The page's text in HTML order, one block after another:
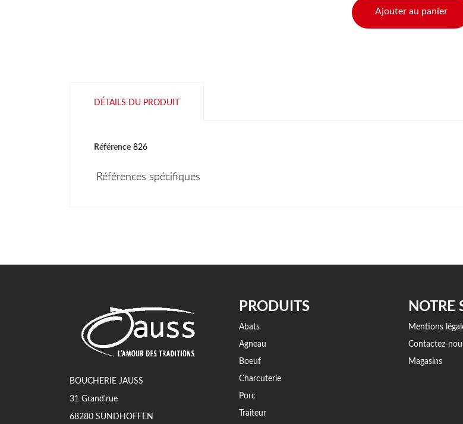
Ajouter au panier
DÉTAILS DU PRODUIT
Référence 826
Références spécifiques
BOUCHERIE JAUSS
31 Grand'rue
68280 SUNDHOFFEN
PRODUITS
Abats
Agneau
Boeuf
Charcuterie
Porc
Traiteur
NOTRE
Mentions
Contactez-
Magasins